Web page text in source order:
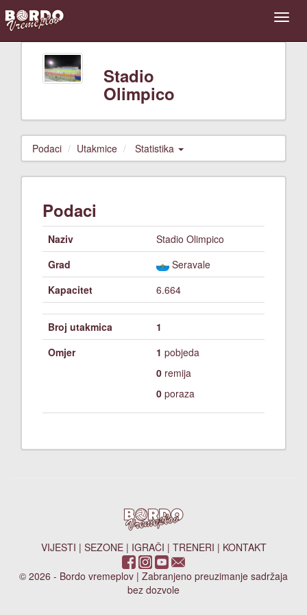
Stadio
Olimpico
Podaci Utakmice Statistika
Podaci
Naziv
Stadio Olimpico
Grad
Seravale
Kapacitet
6.664
Broj utakmica
1
Omjer
1 pobjeda
0 remija
0 poraza
VIJESTI | SEZONE| IGRAČI | TRENERI | KONTAKT
© 2026 - Bordo vremeplov | Zabranjeno preuzimanje sadržaja
bez dozvole